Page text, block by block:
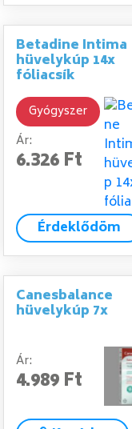
Betadine Intima
hüvelykúp 14x
fóliacsík
Gyógyszer
Ár:
6.326 Ft
Érdeklődöm
Canesbalance
hüvelykúp 7x
Ár:
4.989 Ft